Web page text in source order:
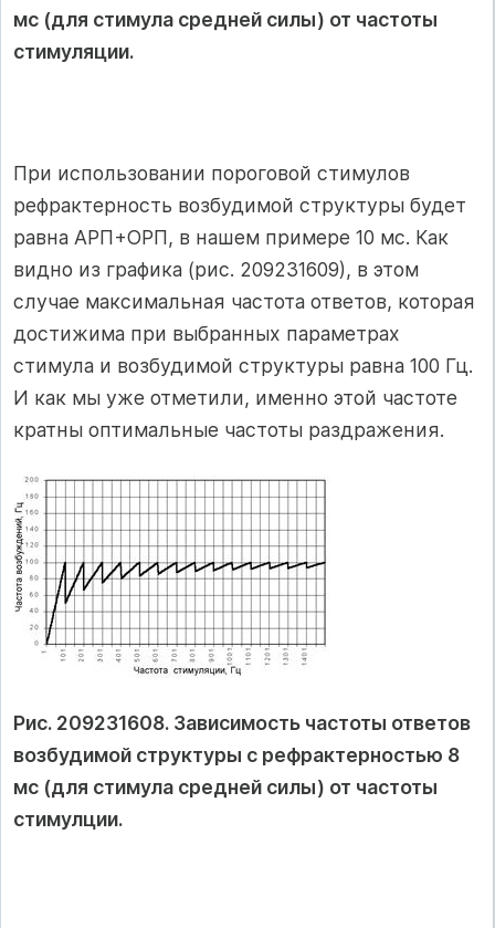
мс (для стимула средней силы) от частоты
стимуляции.
При использовании пороговой стимулов
рефрактерность возбудимой структуры будет
равна АРП+ОРП, в нашем примере 10 мс. Как
видно из графика (рис. 209231609), в этом
случае максимальная частота ответов, которая
достижима при выбранных параметрах
стимула и возбудимой структуры равна 100 Гц.
И как мы уже отметили, именно этой частоте
кратны оптимальные частоты раздражения.
Рис. 209231608. Зависимость частоты ответов
возбудимой структуры с рефрактерностью 8
мс (для стимула средней силы) от частоты
стимулции.